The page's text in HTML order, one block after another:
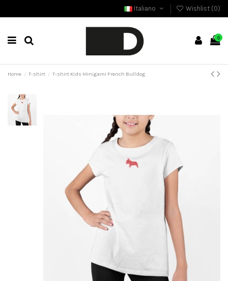
Italiano Wishlist (0)
0
Home T-shirt T-shirt Kids Minigami French Bulldog